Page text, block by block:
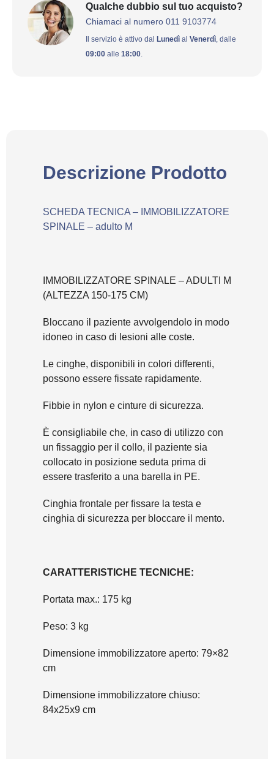
Qualche dubbio sul tuo acquisto?
Chiamaci al numero 011 9103774
Il servizio è attivo dal Lunedì al Venerdì , dalle
09:00 alle 18:00
Descrizione Prodotto
SCHEDA TECNICA – IMMOBILIZZATORE
SPINALE – adulto M
IMMOBILIZZATORE SPINALE – ADULTI M
(ALTEZZA 150-175 CM)
Bloccano il paziente avvolgendolo in modo
idoneo in caso di lesioni alle coste.
Le cinghe, disponibili in colori differenti,
possono essere fissate rapidamente.
Fibbie in nylon e cinture di sicurezza.
È consigliabile che, in caso di utilizzo con
un fissaggio per il collo, il paziente sia
collocato in posizione seduta prima di
essere trasferito a una barella in PE.
Cinghia frontale per fissare la testa e
cinghia di sicurezza per bloccare il mento.
CARATTERISTICHE TECNICHE:
Portata max.: 175 kg
Peso: 3 kg
Dimensione immobilizzatore aperto: 79×82
cm
Dimensione immobilizzatore chiuso:
84x25x9 cm